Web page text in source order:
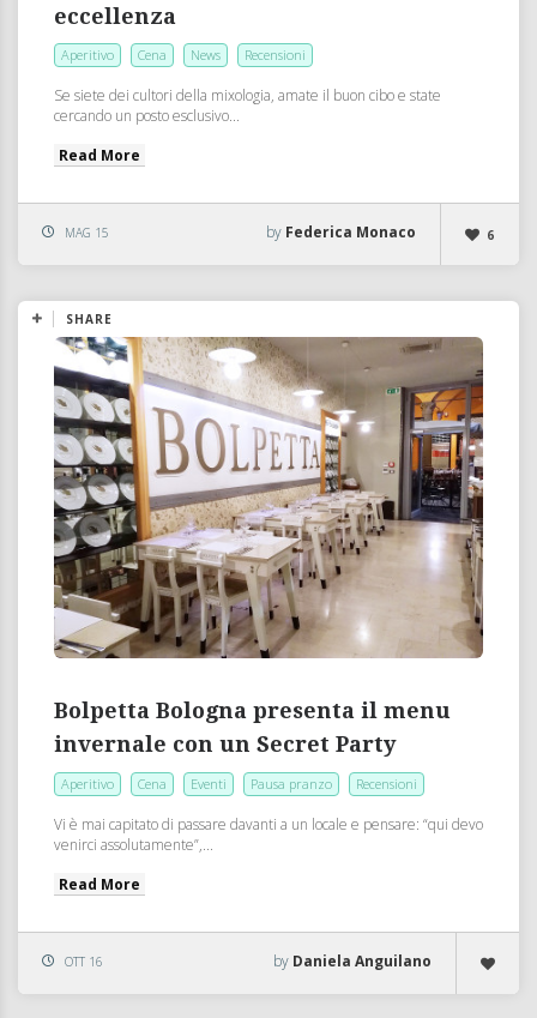
eccellenza
Aperitivo Cena News Recensioni
Se siete dei cultori della mixologia, amate il buon cibo e state
cercando un posto esclusivo...
Read More
MAG 15 6
by Federica Monaco
SHARE
Bolpetta Bologna presenta il menu
invernale con un Secret Party
Aperitivo Cena Eventi Pausa pranzo Recensioni
Vi è mai capitato di passare davanti a un locale e pensare: “qui devo
venirci assolutamente”,...
Read More
OTT 16 by Daniela Anguilano